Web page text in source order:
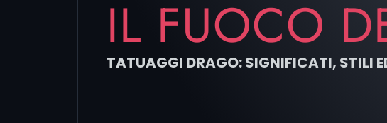
IL FUOCO
TATUAGGI DRAGO: SIGNIFICATI, STILI